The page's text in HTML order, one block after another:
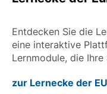
Entdecken Sie die
eine interaktive
Lernmodule, die
zur Lernecke der EU